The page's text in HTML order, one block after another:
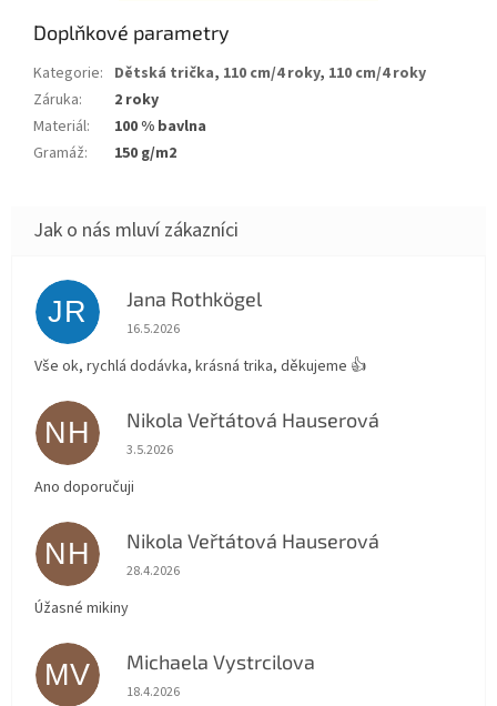
Doplňkové parametry
Kategorie: Dětská trička, 110 cm/4 roky, 110 cm/4 roky
Záruka:
2 roky
Materiál:
100 % bavlna
Gramáž: 150 g/m2
JR Jana Rothkögel
Hodnocení obchodu je 5 z 5 hvězdiček.
16.5.2026
Vše ok, rychlá dodávka, krásná trika, děkujeme 👍
NH Nikola Veřtátová Hauserová
Hodnocení obchodu je 5 z 5 hvězdiček.
3.5.2026
Ano doporučuji
NH Nikola Veřtátová Hauserová
Hodnocení obchodu je 5 z 5 hvězdiček.
28.4.2026
Úžasné mikiny
MV Michaela Vystrcilova
Hodnocení obchodu je 5 z 5 hvězdiček.
18.4.2026